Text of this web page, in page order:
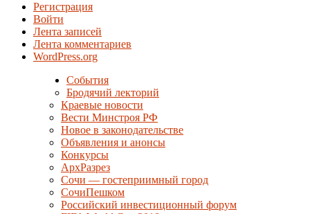
Регистрация
Войти
Лента записей
Лента комментариев
WordPress.org
События
Бродячий лекторий
Краевые новости
Вести Минстроя РФ
Новое в законодательстве
Объявления и анонсы
Конкурсы
АрхРазрез
Сочи — гостеприимный город
СочиПешком
Российский инвестиционный форум